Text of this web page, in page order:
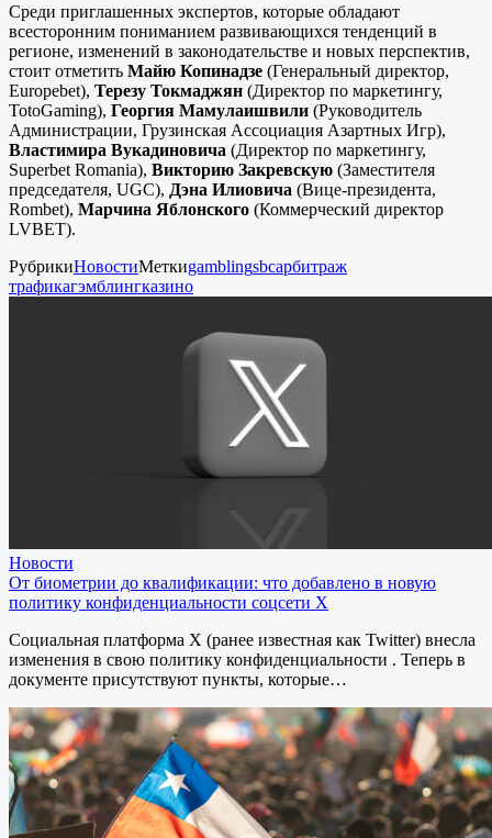
Среди приглашенных экспертов, которые обладают
всесторонним пониманием развивающихся тенденций в
регионе, изменений в законодательстве и новых перспектив,
стоит отметить Майю Копинадзе (Генеральный директор,
Europebet), Терезу Токмаджян (Директор по маркетингу,
TotoGaming), Георгия Мамулаишвили (Руководитель
Администрации, Грузинская Ассоциация Азартных Игр),
Властимира Вукадиновича (Директор по маркетингу,
Superbet Romania), Викторию Закревскую (Заместителя
председателя, UGC), Дэна Илиовича (Вице-президента,
Rombet), Марчина Яблонского (Коммерческий директор
LVBET).
РубрикиНовостиМеткиgamblingsbcарбитраж
трафикагэмблингказино
Новости
От биометрии до квалификации: что добавлено в новую
политику конфиденциальности соцсети X
Социальная платформа X (ранее известная как Twitter) внесла
изменения в свою политику конфиденциальности . Теперь в
документе присутствуют пункты, которые…